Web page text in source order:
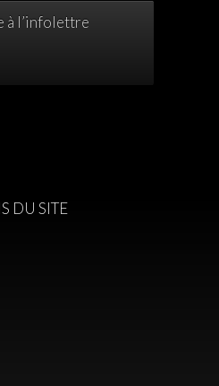
à l’infolettre
DU SITE